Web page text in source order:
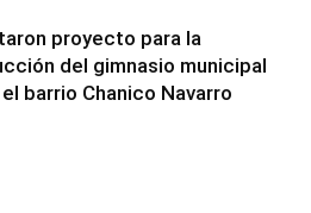
proyecto para la
del gimnasio municipal
el barrio Chanico Navarro